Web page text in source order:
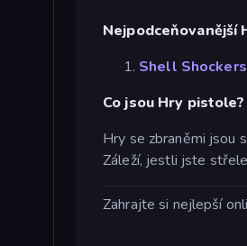
Nejpodceňovanější
Shell Shockers
Co jsou Hry pistole?
Hry se zbraněmi jsou
Záleží, jestli jste
Zahrajte si nejlepší